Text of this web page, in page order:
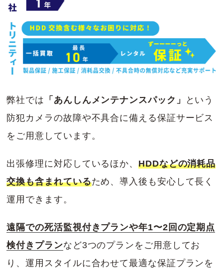
弊社では 「あんしんメンテナンスパック」
という
防犯カメラの故障や不具合に備える保証サービス
をご用意しています。
出張修理に対応しているほか、HDDなどの消耗品
交換も含まれているため、導入後も安心して長く
運用できます。
遠隔での死活監視付きプランや年1〜2回の定期点
検付きプランなど3つのプランをご用意してお
り、運用スタイルに合わせて最適な保証プランを